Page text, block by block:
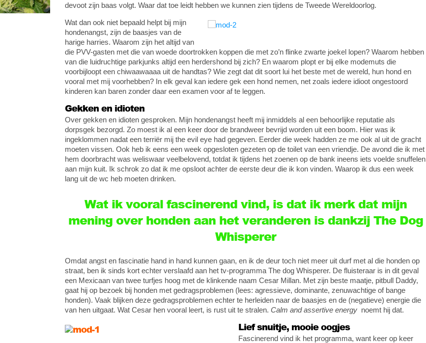
devoot zijn baas volgt. Waar dat toe leidt hebben we kunnen zien tijdens de Tweede Wereldoorlog.
Wat dan ook niet bepaald helpt bij mijn
hondenangst, zijn de baasjes van de
harige harries. Waarom zijn het altijd van
die PVV-gasten met die van woede doortrokken koppen die met zo’n flinke zwarte joekel lopen? Waarom hebben
van die luidruchtige parkjunks altijd een herdershond bij zich? En waarom plopt er bij elke modemuts die
voorbijloopt een chiwaawaaaa uit de handtas? Wie zegt dat dit soort lui het beste met de wereld, hun hond en
vooral met mij voorhebben? In elk geval kan iedere gek een hond nemen, net zoals iedere idioot ongestoord
kinderen kan baren zonder daar een examen voor af te leggen.
Gekken en idioten
Over gekken en idioten gesproken. Mijn hondenangst heeft mij inmiddels al een behoorlijke reputatie als
dorpsgek bezorgd. Zo moest ik al een keer door de brandweer bevrijd worden uit een boom. Hier was ik
ingeklommen nadat een terriër mij the evil eye had gegeven. Eerder die week hadden ze me ook al uit de gracht
moeten vissen. Ook heb ik eens een week opgesloten gezeten op de toilet van een vriendje. De avond die ik met
hem doorbracht was weliswaar veelbelovend, totdat ik tijdens het zoenen op de bank ineens iets voelde snuffelen
aan mijn kuit. Ik schrok zo dat ik me opsloot achter de eerste deur die ik kon vinden. Waarop ik dus een week
lang uit de wc heb moeten drinken.
Wat ik vooral fascinerend vind, is dat ik merk dat mijn
mening over honden aan het veranderen is dankzij The Dog
Whisperer
Omdat angst en fascinatie hand in hand kunnen gaan, en ik de deur toch niet meer uit durf met al die honden op
straat, ben ik sinds kort echter verslaafd aan het tv-programma The dog Whisperer. De fluisteraar is in dit geval
een Mexicaan van twee turfjes hoog met de klinkende naam Cesar Millan. Met zijn beste maatje, pitbull Daddy,
gaat hij op bezoek bij honden met gedragsproblemen (lees: agressieve, dominante, zenuwachtige of bange
honden). Vaak blijken deze gedragsproblemen echter te herleiden naar de baasjes en de (negatieve) energie die
van hen uitgaat. Wat Cesar hen vooral leert, is rust uit te stralen. Calm and assertive energy noemt hij dat.
Lief snuitje, mooie oogjes
Fascinerend vind ik het programma, want keer op keer